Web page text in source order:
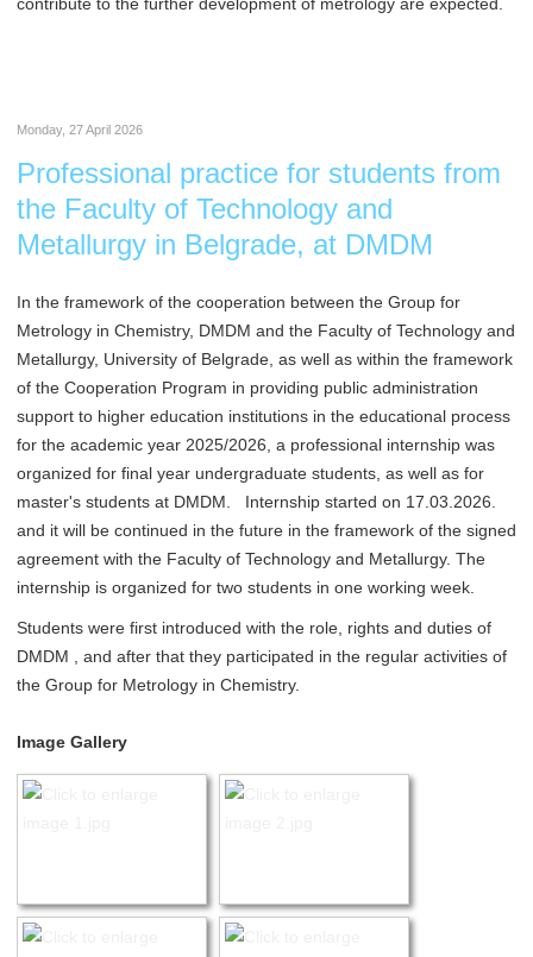
Monday, 27 April 2026
Professional practice for students from
the Faculty of Technology and
Metallurgy in Belgrade, at DMDM
In the framework of the cooperation between the Group for
Metrology in Chemistry, DMDM and the Faculty of Technology and
Metallurgy, University of Belgrade, as well as within the framework
of the Cooperation Program in providing public administration
support to higher education institutions in the educational process
for the academic year 2025/2026, a professional internship was
organized for final year undergraduate students, as well as for
master's students at DMDM. Internship started on 17.03.2026.
and it will be continued in the future in the framework of the signed
agreement with the Faculty of Technology and Metallurgy. The
internship is organized for two students in one working week.
Students were first introduced with the role, rights and duties of
DMDM ​​, and after that they participated in the regular activities of
the Group for Metrology in Chemistry.
Image Gallery